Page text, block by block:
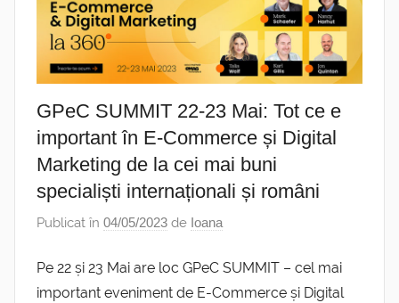
GPeC SUMMIT 22-23 Mai: Tot ce e
important în E-Commerce și Digital
Marketing de la cei mai buni
specialiști internaționali și români
Publicat în 04/05/2023 de Ioana
Pe 22 și 23 Mai are loc GPeC SUMMIT – cel mai
important eveniment de E-Commerce și Digital